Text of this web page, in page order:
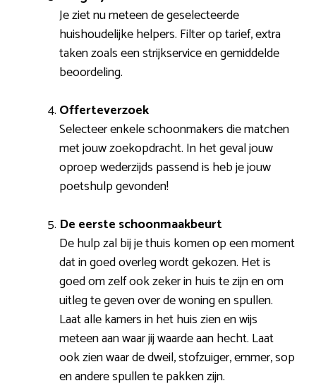
Je ziet nu meteen de geselecteerde
huishoudelijke helpers. Filter op tarief, extra
taken zoals een strijkservice en gemiddelde
beoordeling.
Offerteverzoek
Selecteer enkele schoonmakers die matchen
met jouw zoekopdracht. In het geval jouw
oproep wederzijds passend is heb je jouw
poetshulp gevonden!
De eerste schoonmaakbeurt
De hulp zal bij je thuis komen op een moment
dat in goed overleg wordt gekozen. Het is
goed om zelf ook zeker in huis te zijn en om
uitleg te geven over de woning en spullen.
Laat alle kamers in het huis zien en wijs
meteen aan waar jij waarde aan hecht. Laat
ook zien waar de dweil, stofzuiger, emmer, sop
en andere spullen te pakken zijn.